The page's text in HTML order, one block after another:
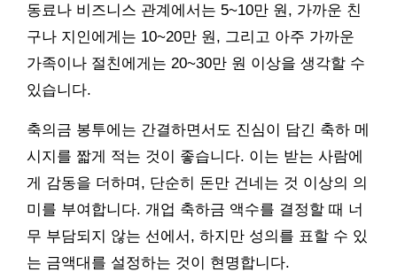
동료나 비즈니스 관계에서는 5~10만 원, 가까운 친
구나 지인에게는 10~20만 원, 그리고 아주 가까운
가족이나 절친에게는 20~30만 원 이상을 생각할 수
있습니다.
축의금 봉투에는 간결하면서도 진심이 담긴 축하 메
시지를 짧게 적는 것이 좋습니다. 이는 받는 사람에
게 감동을 더하며, 단순히 돈만 건네는 것 이상의 의
미를 부여합니다. 개업 축하금 액수를 결정할 때 너
무 부담되지 않는 선에서, 하지만 성의를 표할 수 있
는 금액대를 설정하는 것이 현명합니다.